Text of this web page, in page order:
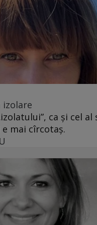
izolare
ca și cel
mai cîrcotaș.